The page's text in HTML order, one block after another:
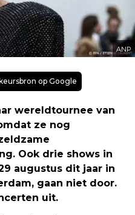
ANP
op Google
wereldtournee van
ze nog
Ook drie shows in
augustus dit jaar in
gaan niet door.
uit.